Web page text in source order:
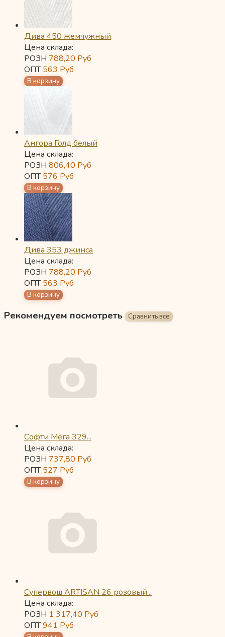
Дива 450 жемчужный
Цена склада:
РОЗН 788,20 Руб
ОПТ563 Руб
Ангора Голд белый
Цена склада:
РОЗН 806,40 Руб
ОПТ576 Руб
Дива 353 джинса
Цена склада:
РОЗН 788,20 Руб
ОПТ563 Руб
Рекомендуем посмотреть
Софти Мега 329...
Цена склада:
РОЗН 737,80 Руб
ОПТ527 Руб
Супервош ARTISAN 26 розовый...
Цена склада:
РОЗН 1 317,40 Руб
ОПТ941 Руб